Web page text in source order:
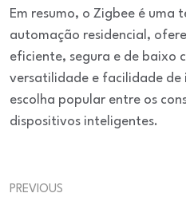
Em resumo, o Zigbee é uma
automação residencial,
eficiente, segura e de baixo
versatilidade e facilidade
escolha popular entre os
dispositivos inteligentes.
PREVIOUS